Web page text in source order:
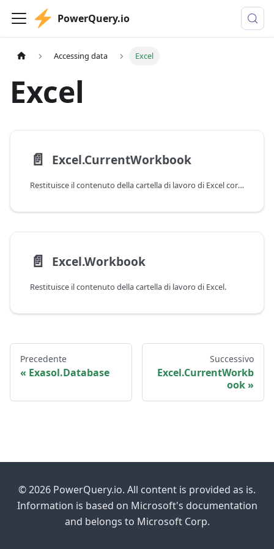
PowerQuery.io
Accessing data Excel
Excel
📄️ Excel.CurrentWorkbook
Restituisce il contenuto della cartella di lavoro di Excel corrente.
📄️ Excel.Workbook
Restituisce il contenuto della cartella di lavoro di Excel.
Precedente
Exasol.Database
Successivo
Excel.CurrentWorkb
ook
© 2026 PowerQuery.io. All content is provided as is.
Information is based on Microsoft's documentation
and belongs to Microsoft Corp.